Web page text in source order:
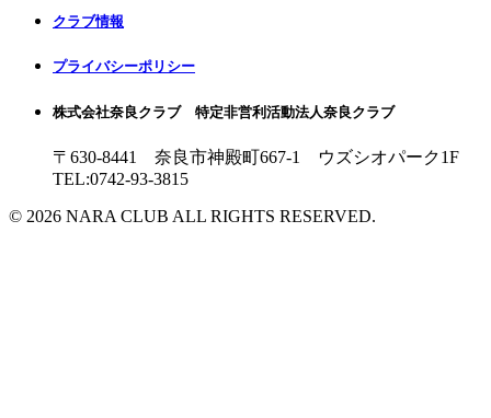
クラブ情報
プライバシーポリシー
株式会社奈良クラブ 特定非営利活動法人奈良クラブ
〒630-8441 奈良市神殿町667-1
ウズシオパーク1F
TEL:0742-93-3815
© 2026 NARA CLUB ALL RIGHTS RESERVED.